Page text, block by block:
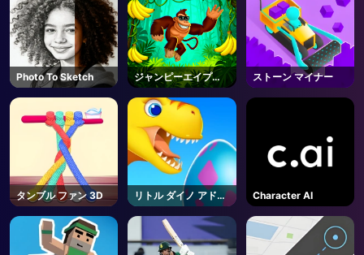
AD
Photo To Sketch
ジャンピーエイプジ
ョー
ストーン マイナー
タンブル ファン 3D
リトル ダイノ アドベ
ンチャー
Character AI